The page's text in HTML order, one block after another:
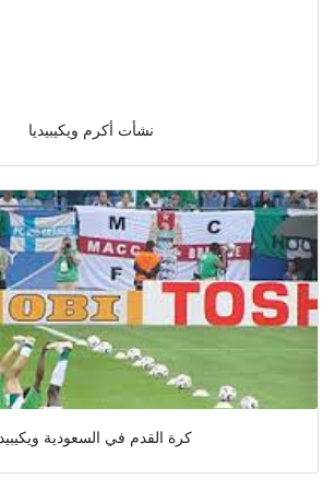
نشأت أكرم ويكيبيديا
كرة القدم في السعودية